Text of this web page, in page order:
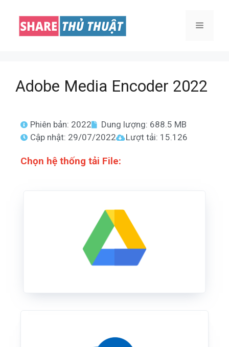
Adobe Media Encoder 2022
Phiên bản: 2022
Dung lượng: 688.5 MB
Cập nhật: 29/07/2022
Lượt tải: 15.126
Chọn hệ thống tải File: